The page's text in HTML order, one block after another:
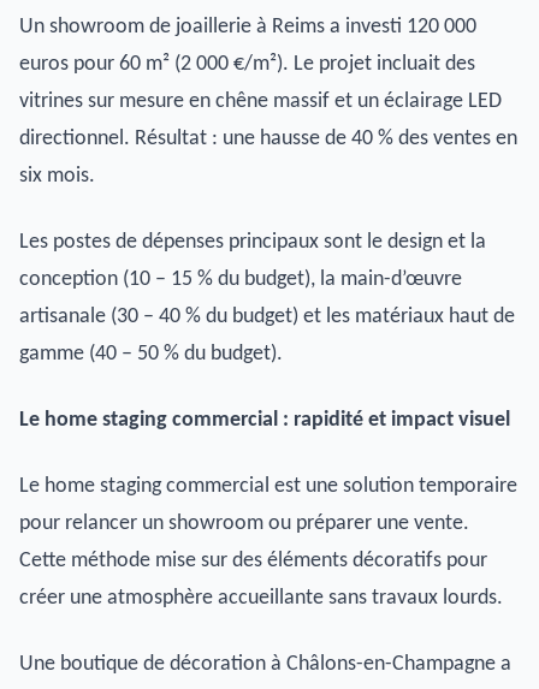
Un showroom de joaillerie à Reims a investi 120 000
euros pour 60 m² (2 000 €/m²). Le projet incluait des
vitrines sur mesure en chêne massif et un éclairage LED
directionnel. Résultat : une hausse de 40 % des ventes en
six mois.
Les postes de dépenses principaux sont le design et la
conception (10 – 15 % du budget), la main-d’œuvre
artisanale (30 – 40 % du budget) et les matériaux haut de
gamme (40 – 50 % du budget).
Le home staging commercial : rapidité et impact visuel
Le home staging commercial est une solution temporaire
pour relancer un showroom ou préparer une vente.
Cette méthode mise sur des éléments décoratifs pour
créer une atmosphère accueillante sans travaux lourds.
Une boutique de décoration à Châlons-en-Champagne a